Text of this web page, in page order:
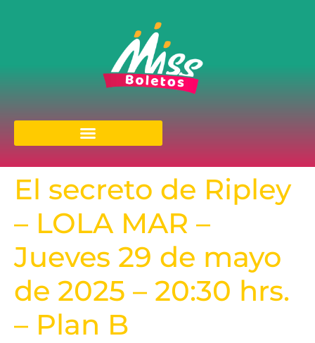
El secreto de Ripley
– LOLA MAR –
Jueves 29 de mayo
de 2025 – 20:30 hrs.
– Plan B